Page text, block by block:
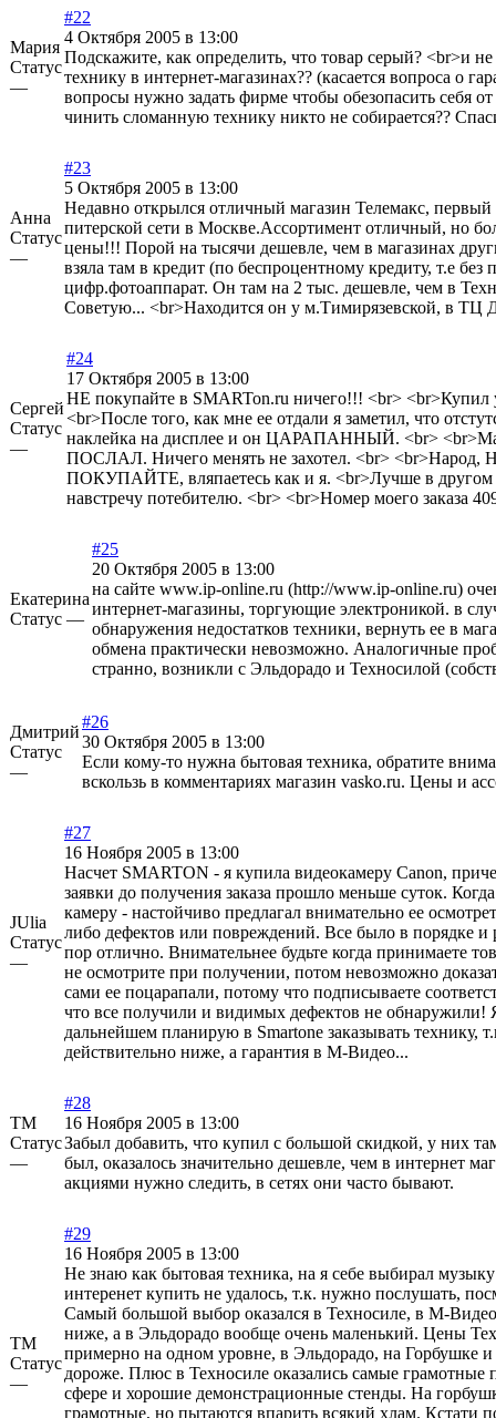
Мария
Статус
—
#22
4 Октября 2005 в 13:00
Подскажите, как определить, что товар серый? <br>и
технику в интернет-магазинах?? (касается вопроса о
вопросы нужно задать фирме чтобы обезопасить себя
чинить сломанную технику никто не собирается??
Анна
Статус
—
#23
5 Октября 2005 в 13:00
Недавно открылся отличный магазин Телемакс, первый
питерской сети в Москве.Ассортимент отличный, но
цены!!! Порой на тысячи дешевле, чем в магазинах
взяла там в кредит (по беспроцентному кредиту, т.е без
цифр.фотоаппарат. Он там на 2 тыс. дешевле, чем в
Советую... <br>Находится он у м.Тимирязевской, в ТЦ
Сергей
Статус
—
#24
17 Октября 2005 в 13:00
НЕ покупайте в SMARTon.ru ничего!!! <br>
<br>После того, как мне ее отдали я заметил, что
наклейка на дисплее и он ЦАРАПАННЫЙ. <br>
ПОСЛАЛ. Ничего менять не захотел. <br>
ПОКУПАЙТЕ, вляпаетесь как и я. <br>Лучше в другом
навстречу потебителю. <br> <br>Номер моего заказа
Екатерина
Статус —
#25
20 Октября 2005 в 13:00
на сайте www.ip-online.ru (http://www.ip-online.ru)
интернет-магазины, торгующие электроникой. в
обнаружения недостатков техники, вернуть ее в
обмена практически невозможно. Аналогичные
странно, возникли с Эльдорадо и Техносилой
Дмитрий
Статус
—
#26
30 Октября 2005 в 13:00
Если кому-то нужна бытовая техника, обратите
вскользь в комментариях магазин vasko.ru. Цены и
JUlia
Статус
—
#27
16 Ноября 2005 в 13:00
Насчет SMARTON - я купила видеокамеру Canon,
заявки до получения заказа прошло меньше суток.
камеру - настойчиво предлагал внимательно ее
либо дефектов или повреждений. Все было в порядке и
пор отлично. Внимательнее будьте когда принимаете
не осмотрите при получении, потом невозможно
сами ее поцарапали, потому что подписываете
что все получили и видимых дефектов не обнаружили!
дальнейшем планирую в Smartone заказывать технику,
действительно ниже, а гарантия в М-Видео...
ТМ
Статус
—
#28
16 Ноября 2005 в 13:00
Забыл добавить, что купил с большой скидкой, у них
был, оказалось значительно дешевле, чем в интернет
акциями нужно следить, в сетях они часто бывают.
ТМ
Статус
—
#29
16 Ноября 2005 в 13:00
Не знаю как бытовая техника, на я себе выбирал
интеренет купить не удалось, т.к. нужно послушать,
Самый большой выбор оказался в Техносиле, в М-
ниже, а в Эльдорадо вообще очень маленький. Цены
примерно на одном уровне, в Эльдорадо, на Горбушке
дороже. Плюс в Техносиле оказались самые грамотные
сфере и хорошие демонстрационные стенды. На
грамотные, но пытаются впарить всякий хлам. Кстати